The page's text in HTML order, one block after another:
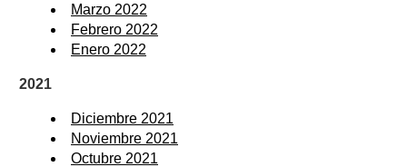
Marzo 2022
Febrero 2022
Enero 2022
2021
Diciembre 2021
Noviembre 2021
Octubre 2021